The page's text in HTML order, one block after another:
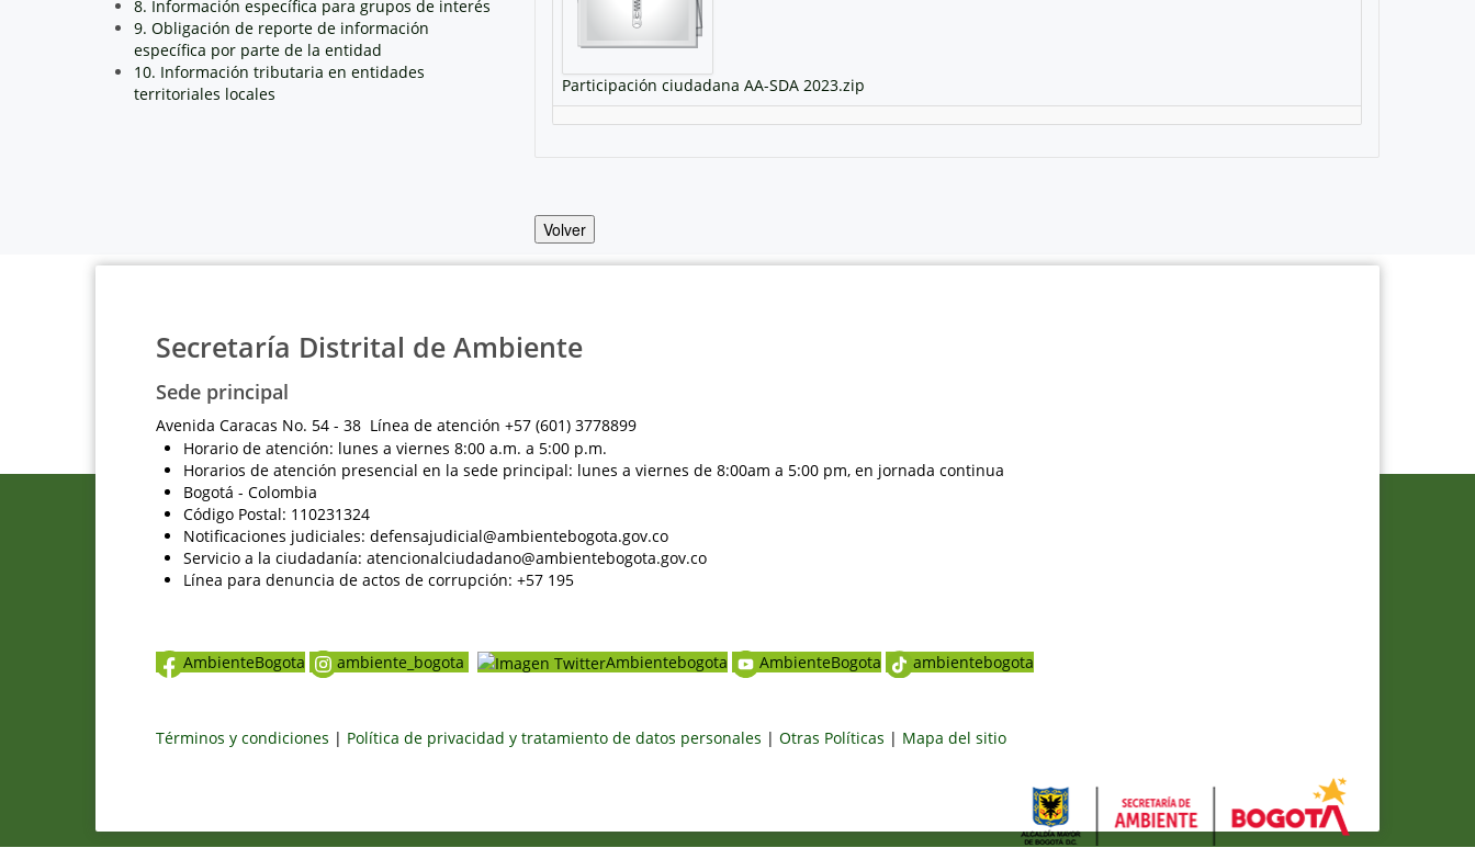
8. Información específica para grupos de interés
9. Obligación de reporte de información
específica por parte de la entidad
10. Información tributaria en entidades
territoriales locales
Participación ciudadana AA-SDA 2023.zip
Volver
Secretaría Distrital de Ambiente
Sede principal
Avenida Caracas No. 54 - 38 Línea de atención +57 (601) 3778899
Horario de atención: lunes a viernes 8:00 a.m. a 5:00 p.m.
Horarios de atención presencial en la sede principal: lunes a viernes de 8:00am a 5:00 pm, en jornada continua
Bogotá - Colombia
Código Postal: 110231324
Notificaciones judiciales: defensajudicial@ambientebogota.gov.co
Servicio a la ciudadanía: atencionalciudadano@ambientebogota.gov.co
Línea para denuncia de actos de corrupción: +57 195
AmbienteBogota ambiente_bogota Ambientebogota AmbienteBogota ambientebogota
Términos y condiciones | Política de privacidad y tratamiento de datos personales | Otras Políticas | Mapa del sitio